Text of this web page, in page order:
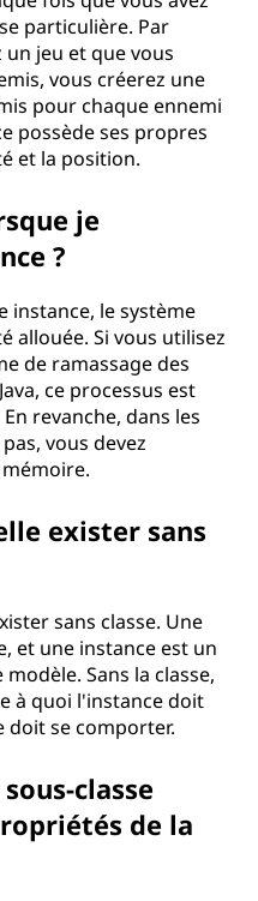
particulière. Par
un jeu et que vous
vous créerez une
pour chaque ennemi
possède ses propres
et la position.
je
?
instance, le système
allouée. Si vous utilisez
de ramassage des
ce processus est
revanche, dans les
vous devez
exister sans
sans classe. Une
et une instance est un
Sans la classe,
à quoi l'instance doit
doit se comporter.
classe
de la